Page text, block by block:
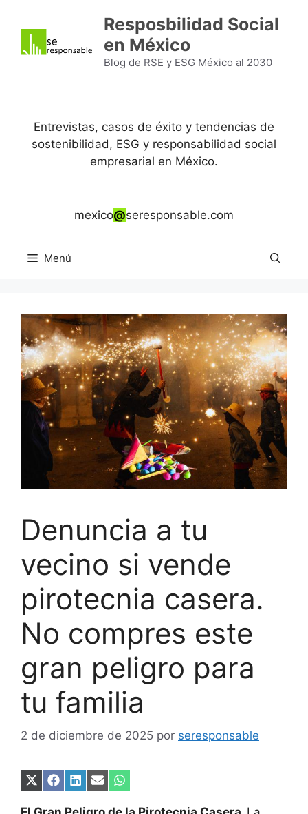
contenido
Resposbilidad Social
en México
Blog de RSE y ESG México al 2030
Entrevistas, casos de éxito y tendencias de
sostenibilidad, ESG y responsabilidad social
empresarial en México.
mexico@seresponsable.com
Menú
Denuncia a tu
vecino si vende
pirotecnia casera.
No compres este
gran peligro para
tu familia
2 de diciembre de 2025 por seresponsable
Compartir
X
Compartir
Facebook
Compartir
LinkedIn
Compartir
Email
Compartir
WhatsApp